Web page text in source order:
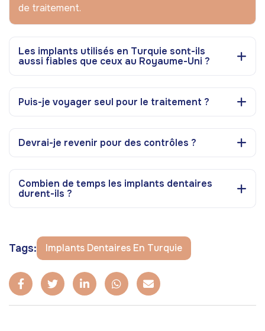
de traitement.
Les implants utilisés en Turquie sont-ils
aussi fiables que ceux au Royaume-Uni ?
Puis-je voyager seul pour le traitement ?
Devrai-je revenir pour des contrôles ?
Combien de temps les implants dentaires
durent-ils ?
Tags: Implants Dentaires En Turquie